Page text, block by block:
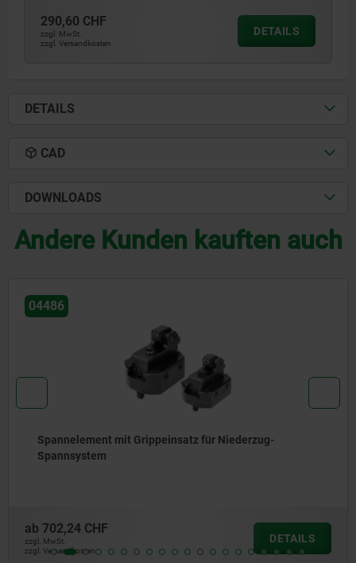
290,60 CHF
zzgl. MwSt.
zzgl. Versandkosten
DETAILS
DETAILS
CAD
DOWNLOADS
Andere Kunden kauften auch
04486
Spannelement mit Grippeinsatz für Niederzug-
Spannsystem
ab 702,24 CHF
zzgl. MwSt.
zzgl. Versandkosten
DETAILS